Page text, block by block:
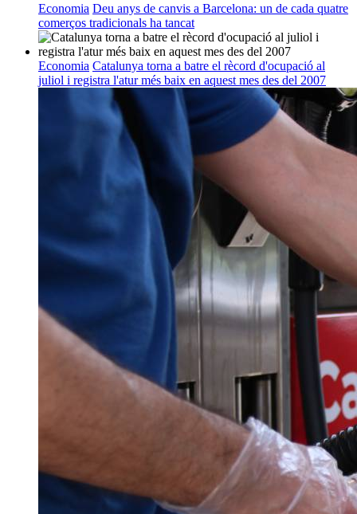
Economia Deu anys de canvis a Barcelona: un de cada quatre
comerços tradicionals ha tancat
Economia Catalunya torna a batre el rècord d'ocupació al
juliol i registra l'atur més baix en aquest mes des del 2007